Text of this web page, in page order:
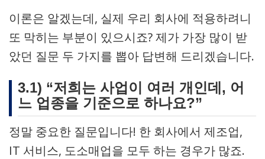
이론은 알겠는데, 실제 우리 회사에 적용하려니
또 막히는 부분이 있으시죠? 제가 가장 많이 받
았던 질문 두 가지를 뽑아 답변해 드리겠습니다.
3.1) “저희는 사업이 여러 개인데, 어
느 업종을 기준으로 하나요?”
정말 중요한 질문입니다! 한 회사에서 제조업,
IT 서비스, 도소매업을 모두 하는 경우가 많죠.